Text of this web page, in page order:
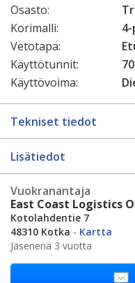
Osasto:
Korimalli:
Vetotapa:
Käyttötunnit:
Käyttövoima:
Tekniset tiedot
Lisätiedot
Vuokranantaja
East Coast Logistics
Kotolahdentie 7
48310 Kotka - Kartta
Jäsenenä 3 vuotta